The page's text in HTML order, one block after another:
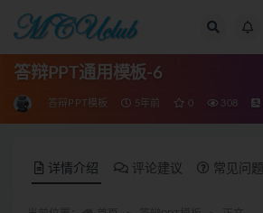
答辩PPT通用模板-6
答辩PPT模板 5年前 0 308
详情介绍 评论建议 常见问题